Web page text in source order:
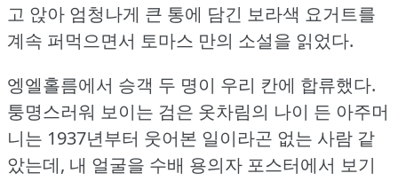
고 앉아 엄청나게 큰 통에 담긴 보라색 요거트를
계속 퍼먹으면서 토마스 만의 소설을 읽었다.
엥엘홀름에서 승객 두 명이 우리 칸에 합류했다.
퉁명스러워 보이는 검은 옷차림의 나이 든 아주머
니는 1937년부터 웃어본 일이라곤 없는 사람 같
았는데, 내 얼굴을 수배 용의자 포스터에서 보기